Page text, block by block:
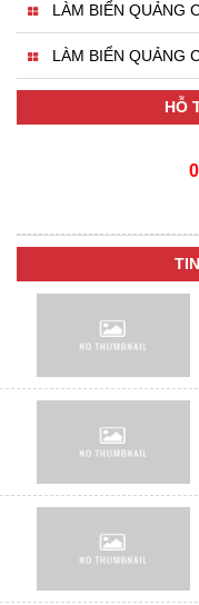
LÀM BIỂN QUẢNG
LÀM BIỂN QUẢNG
HỖ